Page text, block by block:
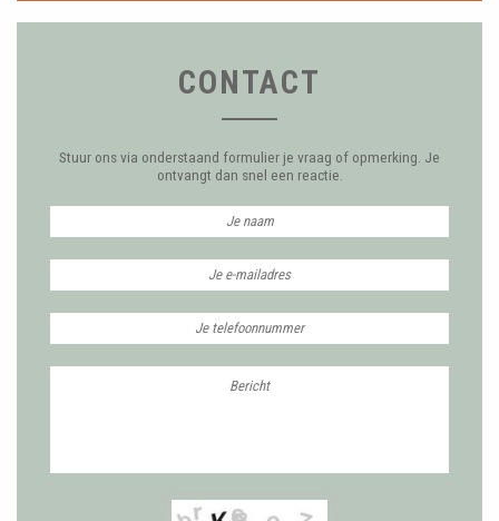
CONTACT
Stuur ons via onderstaand formulier je vraag of opmerking. Je
ontvangt dan snel een reactie.